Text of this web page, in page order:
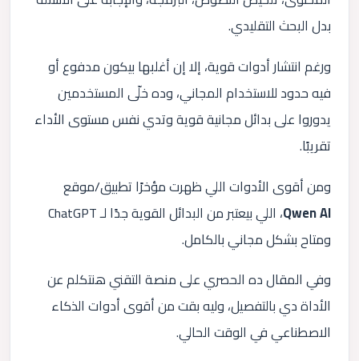
بدل البحث التقليدي.
ورغم انتشار أدوات قوية، إلا إن أغلبها بيكون مدفوع أو
فيه حدود للاستخدام المجاني، وده خلّى المستخدمين
يدوروا على بدائل مجانية قوية وتدي نفس مستوى الأداء
تقريبًا.
ومن أقوى الأدوات اللي ظهرت مؤخرًا تطبيق/موقع
Qwen AI
، اللي بيعتبر من البدائل القوية جدًا لـ ChatGPT
ومتاح بشكل مجاني بالكامل.
وفي المقال ده الحصري على منصة التقني هنتكلم عن
الأداة دي بالتفصيل، وليه بقت من أقوى أدوات الذكاء
الاصطناعي في الوقت الحالي.